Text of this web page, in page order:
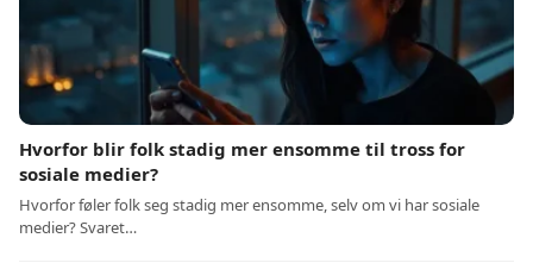
Hvorfor blir folk stadig mer ensomme til tross for
sosiale medier?
Hvorfor føler folk seg stadig mer ensomme, selv om vi har sosiale
medier? Svaret…